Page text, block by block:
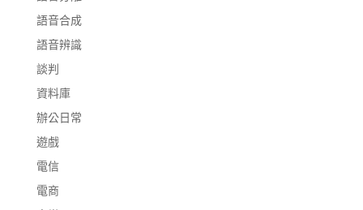
語音合成
語音辨識
談判
資料庫
辦公日常
遊戲
電信
電商